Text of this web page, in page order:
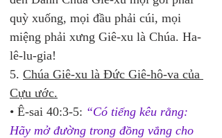
quỳ xuống, mọi đầu phải cúi, mọi
miệng phải xưng Giê-xu là Chúa. Ha-
lê-lu-gia!
5. Chúa Giê-xu là Đức Giê-hô-va của
Cựu ước.
• Ê-sai 40:3-5: “Có tiếng kêu rằng:
Hãy mở đường trong đồng vắng cho